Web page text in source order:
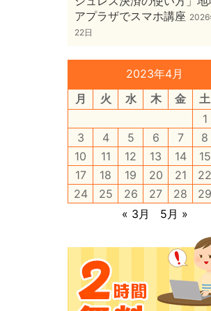
アプラザでスマホ講座 2026
22日
2023年4月
月
火 水 木 金 土
1
3
4 5 6 7 8
10
11 12 13 14 15
17
18 19 20 21 22
24
25 26 27 28 29
« 3月
5月 »